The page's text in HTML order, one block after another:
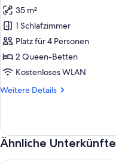
für
One-
Bedroom
Attic
Apartment
4
35 m²
1 Schlafzimmer
Platz für 4 Personen
2 Queen-Betten
Kostenloses WLAN
Weitere Details
Weitere
Bedroom
Attic
Ähnliche Unterkünfte